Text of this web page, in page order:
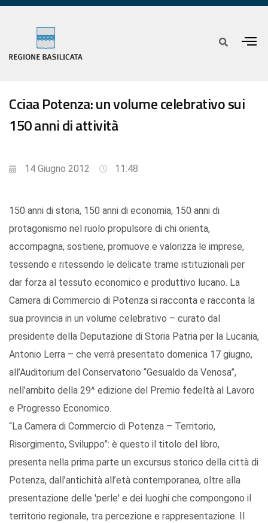
Cciaa Potenza: un volume celebrativo sui
150 anni di attività
14 Giugno 2012 11:48
150 anni di storia, 150 anni di economia, 150 anni di
protagonismo nel ruolo propulsore di chi orienta,
accompagna, sostiene, promuove e valorizza le imprese,
tessendo e ritessendo le delicate trame istituzionali per
dar forza al tessuto economico e produttivo lucano. La
Camera di Commercio di Potenza si racconta e racconta la
sua provincia in un volume celebrativo – curato dal
presidente della Deputazione di Storia Patria per la Lucania,
Antonio Lerra – che verrà presentato domenica 17 giugno,
all’Auditorium del Conservatorio “Gesualdo da Venosa”,
nell’ambito della 29^ edizione del Premio fedeltà al Lavoro
e Progresso Economico.
“La Camera di Commercio di Potenza – Territorio,
Risorgimento, Sviluppo”: è questo il titolo del libro,
presenta nella prima parte un excursus storico della città di
Potenza, dall’antichità all’età contemporanea, oltre alla
presentazione delle 'perle' e dei luoghi che compongono il
territorio regionale, tra percezione e rappresentazione. Il